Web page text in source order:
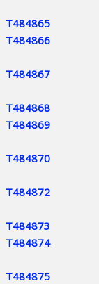
T484865
T484866
T484867
T484868
T484869
T484870
T484872
T484873
T484874
T484875